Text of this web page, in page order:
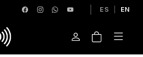
ES EN